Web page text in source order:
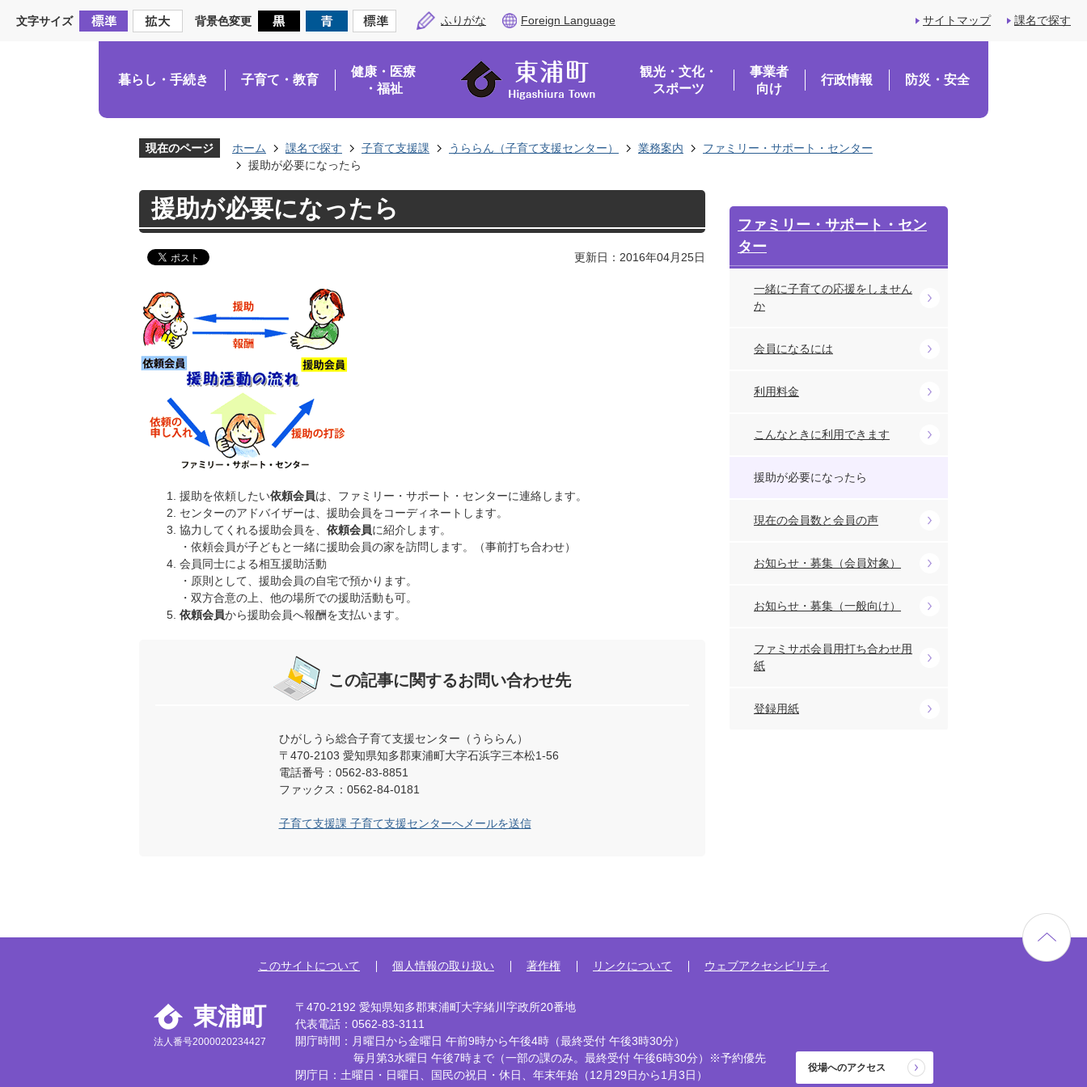
文字サイズ 背景色変更 ふりがな Foreign Language サイトマップ 課名で探す
暮らし・手続き 子育て・教育
健康・医療
・福祉
観光・文化・
スポーツ
事業者
向け
行政情報 防災・安全
現在のページ ホーム 課名で探す 子育て支援課 うららん（子育て支援センター） 業務案内
ファミリー・サポート・センター
援助が必要になったら
援助が必要になったら
更新日：2016年04月25日
援助を依頼したい依頼会員は、ファミリー・サポート・センターに連絡します。
センターのアドバイザーは、援助会員をコーディネートします。
協力してくれる援助会員を、 依頼会員に紹介します。
・依頼会員が子どもと一緒に援助会員の家を訪問します。（事前打ち合わせ）
会員同士による相互援助活動
・原則として、援助会員の自宅で預かります。
・双方合意の上、他の場所での援助活動も可。
依頼会員から援助会員へ報酬を支払います。
この記事に関するお問い合わせ先
ひがしうら総合子育て支援センター（うららん）
〒470-2103 愛知県知多郡東浦町大字石浜字三本松1-56
電話番号：0562-83-8851
ファックス：0562-84-0181
子育て支援課 子育て支援センターへメールを送信
ファミリー・サポート・セン
ター
一緒に子育ての応援をしません
か
会員になるには
利用料金
こんなときに利用できます
援助が必要になったら
現在の会員数と会員の声
お知らせ・募集（会員対象）
お知らせ・募集（一般向け）
ファミサポ会員用打ち合わせ用
紙
登録用紙
このサイトについて 個人情報の取り扱い 著作権 リンクについて ウェブアクセシビリティ
東浦町
法人番号2000020234427
〒470-2192 愛知県知多郡東浦町大字緒川字政所20番地
代表電話：0562-83-3111
開庁時間：月曜日から金曜日 午前9時から午後4時 （最終受付 午後3時30分）
毎月第3水曜日 午後7時まで （一部の課のみ。最終受付 午後6時30分）※予約優先
閉庁日：土曜日・日曜日、国民の祝日・休日、年末年始（12月29日から1月3日）
役場へのアクセス